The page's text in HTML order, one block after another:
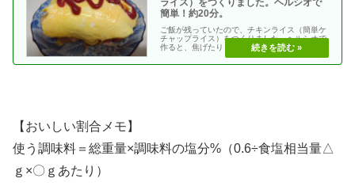
ライス）をつくりました。ヘルシオで
簡単！約20分。
ご飯が残っていたので、チキンライス（簡単ケ
チャップライス）をつくりました。ヘルシオで
作ると、焦げたりしないし、そばについていな
くてもいいので・・
【おいしい割合メモ】
使う調味料＝総重量×調味料の塩分%（0.6÷食塩相当量△
ｇ×〇ｇあたり）